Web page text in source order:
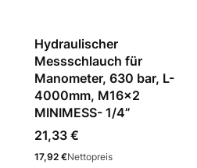
Hydraulischer
Messschlauch für
Manometer, 630 bar, L-
4000mm, M16x2
MINIMESS- 1/4”
Preis
21,33 €
Preis
17,92 €Nettopreis